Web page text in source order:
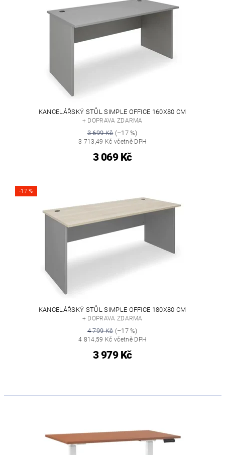
KANCELÁŘSKÝ STŮL SIMPLE OFFICE 160X80 CM
+ DOPRAVA ZDARMA
3 699 Kč(–17 %)
3 713,49 Kč včetně DPH
3 069 Kč
-17 %
KANCELÁŘSKÝ STŮL SIMPLE OFFICE 180X80 CM
+ DOPRAVA ZDARMA
4 799 Kč(–17 %)
4 814,59 Kč včetně DPH
3 979 Kč